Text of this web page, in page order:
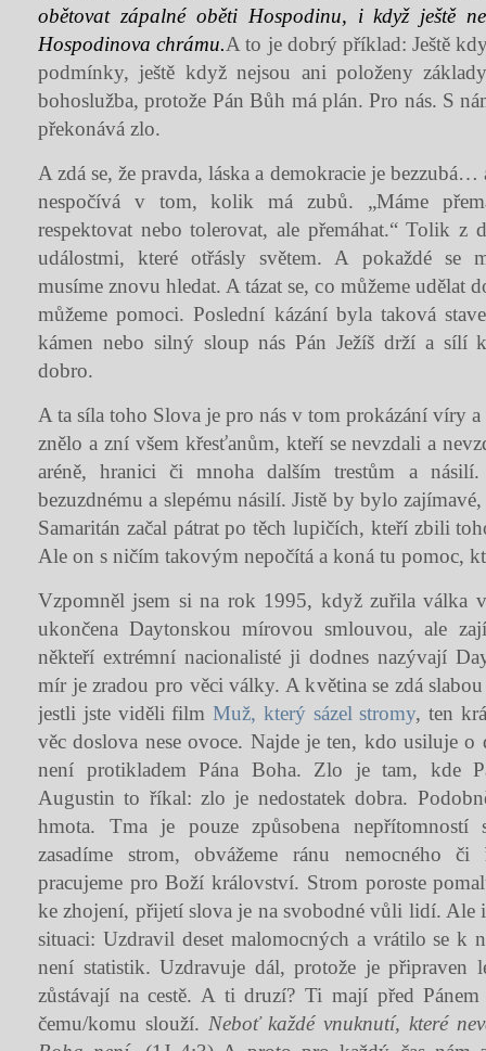
obětovat zápalné oběti Hospodinu, i když ještě
Hospodinova chrámu.A to je dobrý příklad: Ještě
podmínky, ještě když nejsou ani položeny
bohoslužba, protože Pán Bůh má plán. Pro nás. S
překonává zlo.
A zdá se, že pravda, láska a demokracie je bezzubá…
nespočívá v tom, kolik má zubů. „Máme
respektovat nebo tolerovat, ale přemáhat.“ Tolik z
událostmi, které otřásly světem. A pokaždé se
musíme znovu hledat. A tázat se, co můžeme udělat
můžeme pomoci. Poslední kázání byla taková
kámen nebo silný sloup nás Pán Ježíš drží a sílí
dobro.
A ta síla toho Slova je pro nás v tom prokázání víry
znělo a zní všem křesťanům, kteří se nevzdali a
aréně, hranici či mnoha dalším trestům a
bezuzdnému a slepému násilí. Jistě by bylo
Samaritán začal pátrat po těch lupičích, kteří zbili
Ale on s ničím takovým nepočítá a koná tu pomoc,
Vzpomněl jsem si na rok 1995, když zuřila válka
ukončena Daytonskou mírovou smlouvou, ale
někteří extrémní nacionalisté ji dodnes nazývají
mír je zradou pro věci války. A květina se zdá
jestli jste viděli film Muž, který sázel stromy, ten
věc doslova nese ovoce. Najde je ten, kdo usiluje o
není protikladem Pána Boha. Zlo je tam, kde
Augustin to říkal: zlo je nedostatek dobra.
hmota. Tma je pouze způsobena
zasadíme strom, obvážeme ránu nemocného či
pracujeme pro Boží království. Strom poroste
ke zhojení, přijetí slova je na svobodné vůli lidí. Ale i
situaci: Uzdravil deset malomocných a vrátilo se k
není statistik. Uzdravuje dál, protože je připraven
zůstávají na cestě. A ti druzí? Ti mají před
čemu/komu slouží. Neboť každé vnuknutí, které